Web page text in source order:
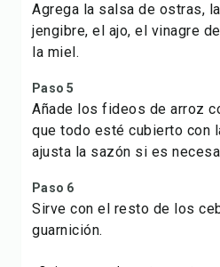
Agrega la salsa de ostras,
jengibre, el ajo, el vinagre
la miel.
Paso 5
Añade los fideos de arroz
que todo esté cubierto con
ajusta la sazón si es
Paso 6
Sirve con el resto de los
guarnición.